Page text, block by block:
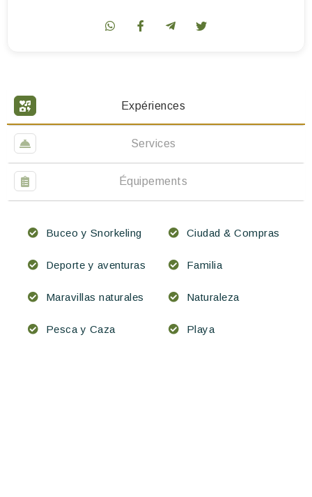
Expériences
Services
Équipements
Buceo y Snorkeling Ciudad & Compras
Deporte y aventuras Familia
Maravillas naturales Naturaleza
Pesca y Caza Playa